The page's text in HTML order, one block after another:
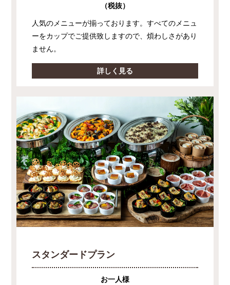
（税抜）
人気のメニューが揃っております。すべてのメニュ
ーをカップでご提供致しますので、煩わしさがあり
ません。
詳しく見る
スタンダードプラン
お一人様